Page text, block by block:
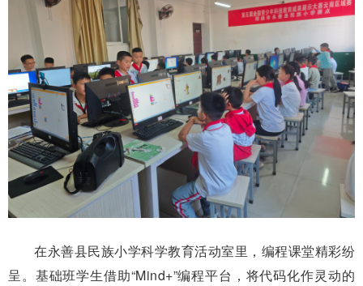
在永善县民族小学科学教育活动室里，编程课堂精彩纷
呈。基础班学生借助“Mind+”编程平台，将代码化作灵动的